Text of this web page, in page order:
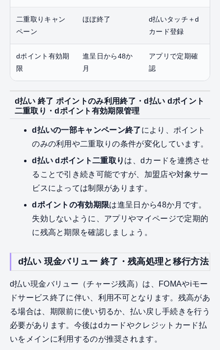
二重取りキャン
ペーン
ほぼ終了
d払いタッチ＋d
カード登録
dポイント有効期
限
進呈日から48か
月
アプリで定期確
認
d払い 終了 ポイントのみ利用終了・d払い dポイント
二重取り・dポイント有効期限管理
d払いの一部キャンペーン終了により、ポイント
のみの利用や二重取りの条件が変化しています。
d払い dポイント二重取り は、dカードを連携させ
ることで引き続き可能ですが、加盟店や対象サー
ビスによっては制限があります。
dポイントの有効期限は進呈日から48か月です。
失効しないように、アプリやマイページで定期的
に残高と期限を確認しましょう。
d払い 現金バリュー 終了・残高処理と移行方法
d払い現金バリュー（チャージ残高）は、FOMAやiモー
ドサービス終了に伴い、利用不可となります。残高があ
る場合は、期限前に使い切るか、払い戻し手続きを行う
必要があります。今後はdカードやクレジットカード払
いをメインに利用するのが推奨されます。